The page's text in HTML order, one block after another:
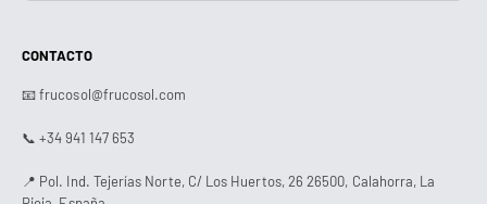
CONTACTO
📧 frucosol@frucosol.com
📞 +34 941 147 653
📍 Pol. Ind. Tejerías Norte, C/ Los Huertos, 26 26500, Calahorra, La